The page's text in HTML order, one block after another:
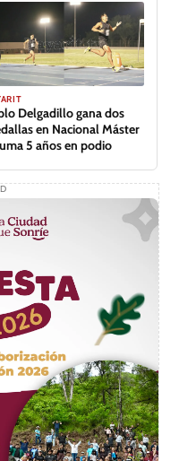
Delgadillo gana dos
en Nacional Máster
5 años en podio